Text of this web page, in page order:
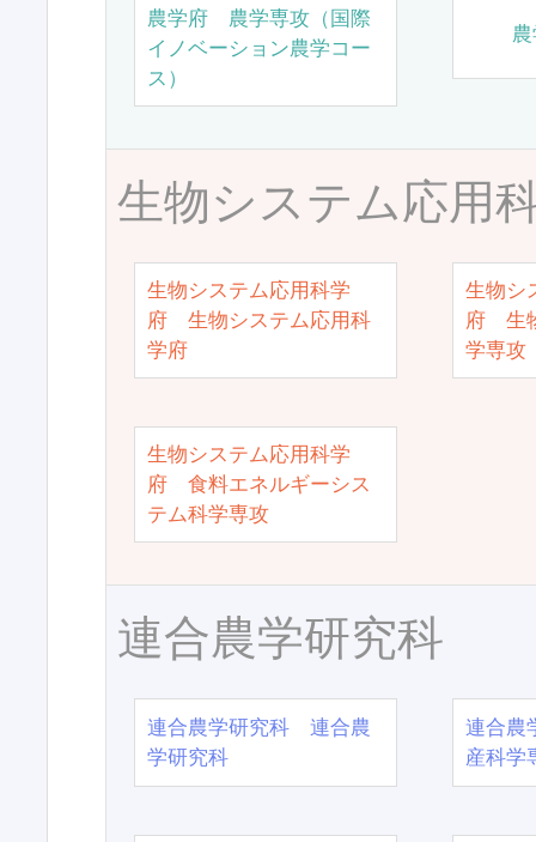
農学府 農学専攻（国際
イノベーション農学コー
ス）
生物システム応用
生物システム応用科学
府 生物システム応用科
学府
生物シ
府 生
学専攻
生物システム応用科学
府 食料エネルギーシス
テム科学専攻
連合農学研究科
連合農学研究科 連合農
学研究科
連合農
産科学